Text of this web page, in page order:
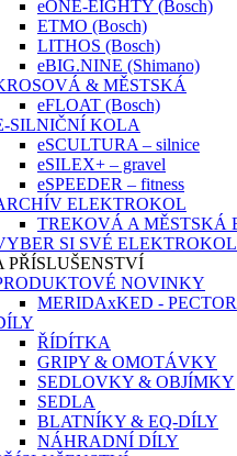
eONE-EIGHTY (Bosch)
ETMO (Bosch)
LITHOS (Bosch)
eBIG.NINE (Shimano)
& MĚSTSKÁ
eFLOAT (Bosch)
SILNIČNÍ KOLA
eSCULTURA – silnice
eSILEX+ – gravel
eSPEEDER – fitness
ELEKTROKOL
TREKOVÁ A MĚSTSKÁ
SI SVÉ
PŘÍSLUŠENSTVÍ
NOVINKY
MERIDAxKED - PECTOR
ŘÍDÍTKA
GRIPY & OMOTÁVKY
SEDLOVKY & OBJÍMKY
SEDLA
BLATNÍKY & EQ-DÍLY
NÁHRADNÍ DÍLY